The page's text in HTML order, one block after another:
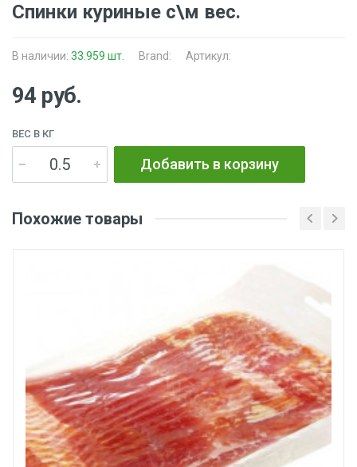
Спинки куриные с\м вес.
В наличии: 33.959 шт. Brand: Артикул:
94 руб.
ВЕС В КГ
Добавить в корзину
Похожие товары